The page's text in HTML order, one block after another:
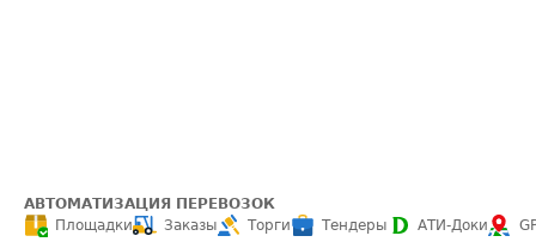
АВТОМАТИЗАЦИЯ ПЕРЕВОЗОК
Площадки
Заказы Торги Тендеры АТИ-Доки